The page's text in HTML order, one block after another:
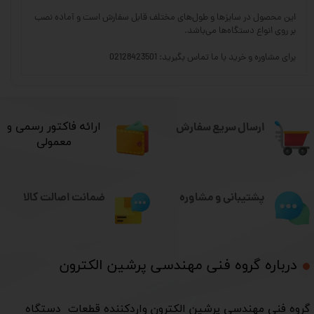
این محصول در سایزها و طول‌های مختلف قابل سفارش است و آماده نصب
بر روی انواع دستگاه‌ها می‌باشد.
برای مشاوره و خرید با ما تماس بگیرید: 02128423501
ارسال سریع سفارش
درباره گروه فنی مهندسی پرشین الکترون​​​​​​​
​گروه فنی مهندسی پرشین الکترون واردکننده قطعات دستگاه
​ارائه فاکتور رسمی و
معمولی
پشتیبانی و مشاوره ضمانت اصالت کالا